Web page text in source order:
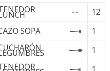
12
SOPA
1
1